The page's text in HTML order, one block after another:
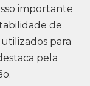
importante
de
para
pela